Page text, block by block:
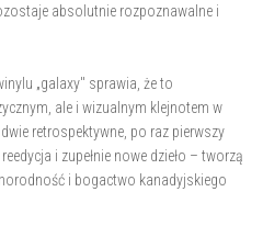
absolutnie rozpoznawalne i
„galaxy" sprawia, że to
ale i wizualnym klejnotem w
retrospektywne, po raz pierwszy
i zupełnie nowe dzieło – tworzą
i bogactwo kanadyjskiego